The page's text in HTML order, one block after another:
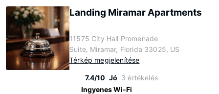
Landing Miramar Apartments
11575 City Hall Promenade
Suite, Miramar, Florida 33025, US
Térkép megjelenítése
7.4/10 Jó 3 értékelés
Ingyenes Wi-Fi